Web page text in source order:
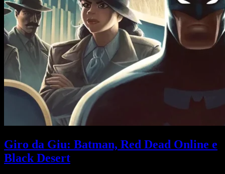
Giro da Giu: Batman, Red Dead Online e
Black Desert